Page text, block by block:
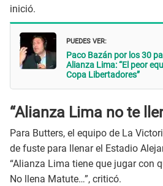
inició.
PUEDES VER:
Paco Bazán por los 30
Alianza Lima: “El peor
Copa Libertadores”
“Alianza Lima no te
Para Butters, el equipo de La
de fuste para llenar el Estadio
“Alianza Lima tiene que jugar con
No llena Matute…”, criticó.